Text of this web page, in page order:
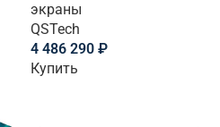
экраны
QSTech
4 486 290 ₽
Купить